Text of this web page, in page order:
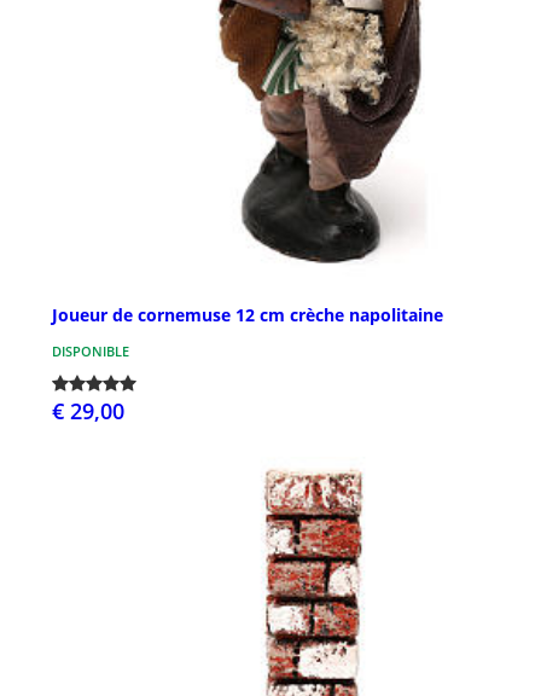
Joueur de cornemuse 12 cm crèche napolitaine
DISPONIBLE
€ 29,00